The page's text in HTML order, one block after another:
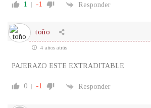
1 -1 Responder
toño
4 años atrás
PAJERAZO ESTE EXTRADITABLE
0 -1 Responder